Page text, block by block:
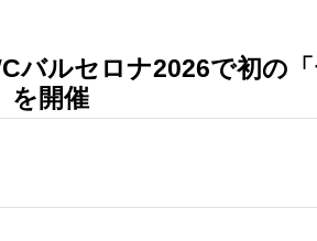
バルセロナ2026で初の
を開催